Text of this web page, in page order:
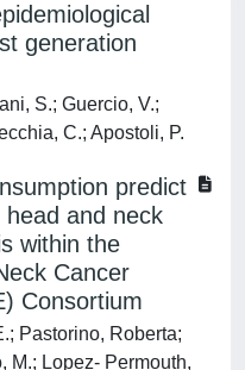
generation
S.; Guercio, V.;
C.; Apostoli, P.
predict
and neck
within the
Cancer
Consortium
Pastorino, Roberta;
M.; Lopez- Permouth,